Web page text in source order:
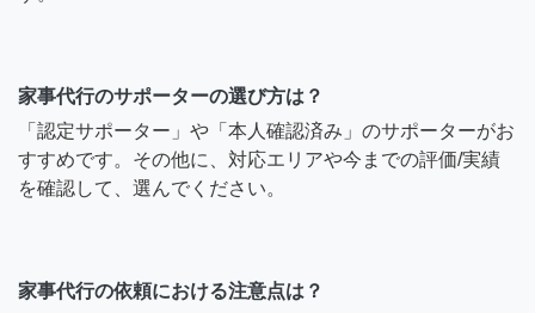
家事代行のサポーターの選び方は？
「認定サポーター」や「本人確認済み」のサポーターがお
すすめです。その他に、対応エリアや今までの評価/実績
を確認して、選んでください。
家事代行の依頼における注意点は？